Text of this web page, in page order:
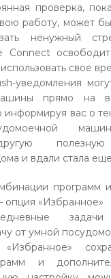
проверка,
работу, может
ненужный
Connect
свое
уведомления
прямо на
информируя вас о
и вдали стала
программ
«Избранное»
от умной
и